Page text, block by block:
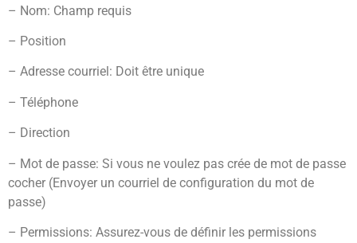
– Nom: Champ requis
– Position
– Adresse courriel: Doit être unique
– Téléphone
– Direction
– Mot de passe: Si vous ne voulez pas crée de mot de passe
cocher (Envoyer un courriel de configuration du mot de
passe)
– Permissions: Assurez-vous de définir les permissions